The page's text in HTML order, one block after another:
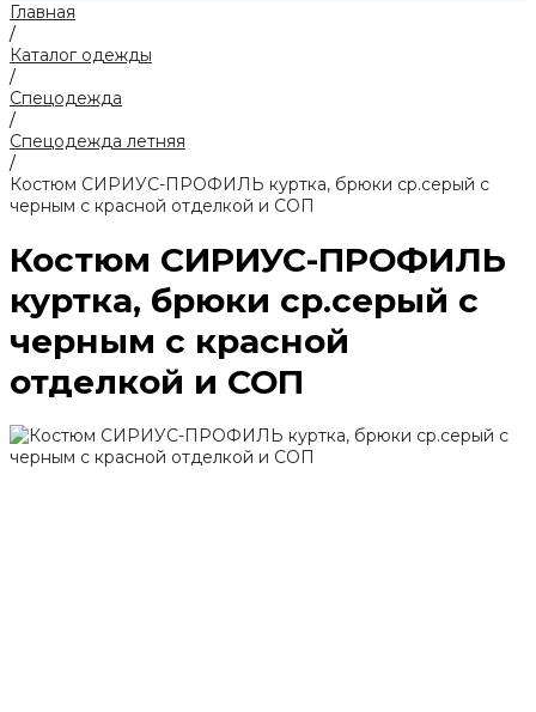
Главная
/
Каталог одежды
/
Спецодежда
/
Спецодежда летняя
/
Костюм СИРИУС-ПРОФИЛЬ куртка, брюки ср.серый с
черным с красной отделкой и СОП
Костюм СИРИУС-ПРОФИЛЬ
куртка, брюки ср.серый с
черным с красной
отделкой и СОП